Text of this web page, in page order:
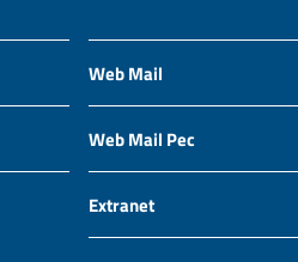
Web Mail
Web Mail Pec
Extranet